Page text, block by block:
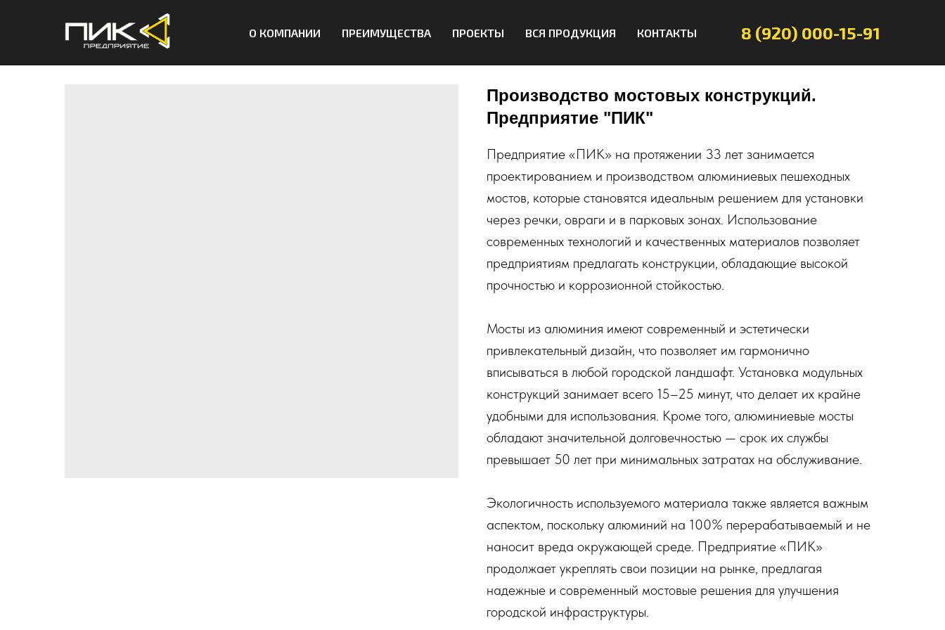
О КОМПАНИИ ПРЕИМУЩЕСТВА ПРОЕКТЫ ВСЯ ПРОДУКЦИЯ КОНТАКТЫ 8 (920) 000-15-91
Производство мостовых конструкций.
Предприятие "ПИК"
Предприятие «ПИК» на протяжении 33 лет занимается
проектированием и производством алюминиевых пешеходных
мостов, которые становятся идеальным решением для установки
через речки, овраги и в парковых зонах. Использование
современных технологий и качественных материалов позволяет
предприятиям предлагать конструкции, обладающие высокой
прочностью и коррозионной стойкостью.
Мосты из алюминия имеют современный и эстетически
привлекательный дизайн, что позволяет им гармонично
вписываться в любой городской ландшафт. Установка модульных
конструкций занимает всего 15–25 минут, что делает их крайне
удобными для использования. Кроме того, алюминиевые мосты
обладают значительной долговечностью — срок их службы
превышает 50 лет при минимальных затратах на обслуживание.
Экологичность используемого материала также является важным
аспектом, поскольку алюминий на 100% перерабатываемый и не
наносит вреда окружающей среде. Предприятие «ПИК»
продолжает укреплять свои позиции на рынке, предлагая
надежные и современный мостовые решения для улучшения
городской инфраструктуры.